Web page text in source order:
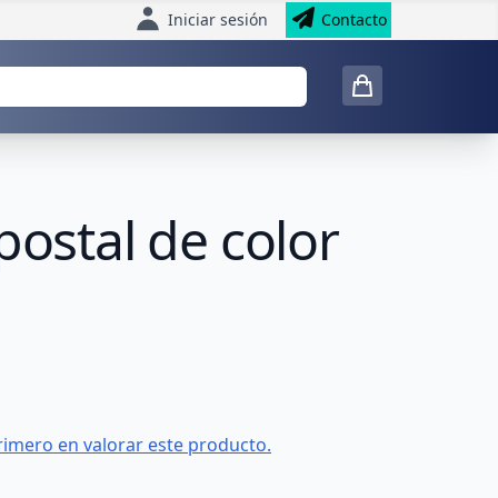
Iniciar sesión Contacto
de color
en valorar este producto.